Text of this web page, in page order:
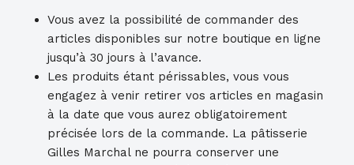
Vous avez la possibilité de commander des
articles disponibles sur notre boutique en ligne
jusqu’à 30 jours à l’avance.
Les produits étant périssables, vous vous
engagez à venir retirer vos articles en magasin
à la date que vous aurez obligatoirement
précisée lors de la commande. La pâtisserie
Gilles Marchal ne pourra conserver une